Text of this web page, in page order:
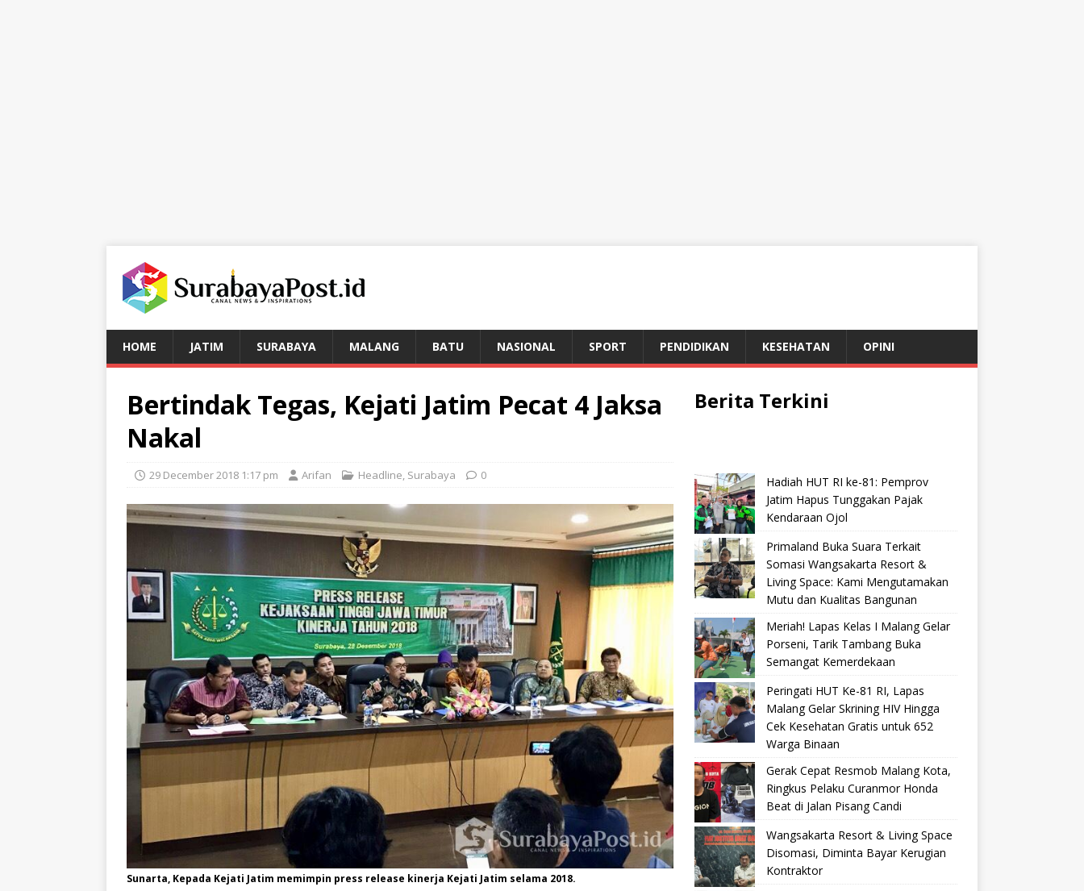
HOME JATIM SURABAYA MALANG BATU NASIONAL SPORT PENDIDIKAN KESEHATAN OPINI
Bertindak Tegas, Kejati Jatim Pecat 4 Jaksa
Nakal
29 December 2018 1:17 pm Arifan Headline, Surabaya 0
Sunarta, Kepada Kejati Jatim memimpin press release kinerja Kejati Jatim selama 2018.
Berita Terkini
Hadiah HUT RI ke-81: Pemprov
Jatim Hapus Tunggakan Pajak
Kendaraan Ojol
Primaland Buka Suara Terkait
Somasi Wangsakarta Resort &
Living Space: Kami Mengutamakan
Mutu dan Kualitas Bangunan
Meriah! Lapas Kelas I Malang Gelar
Porseni, Tarik Tambang Buka
Semangat Kemerdekaan
Peringati HUT Ke-81 RI, Lapas
Malang Gelar Skrining HIV Hingga
Cek Kesehatan Gratis untuk 652
Warga Binaan
Gerak Cepat Resmob Malang Kota,
Ringkus Pelaku Curanmor Honda
Beat di Jalan Pisang Candi
Wangsakarta Resort & Living Space
Disomasi, Diminta Bayar Kerugian
Kontraktor